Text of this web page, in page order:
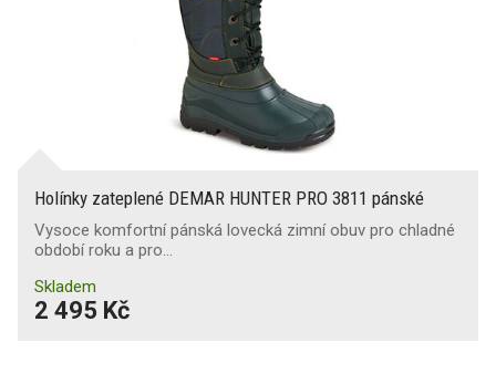
Holínky zateplené DEMAR HUNTER PRO 3811 pánské
Vysoce komfortní pánská lovecká zimní obuv pro chladné
období roku a pro…
Skladem
2 495 Kč